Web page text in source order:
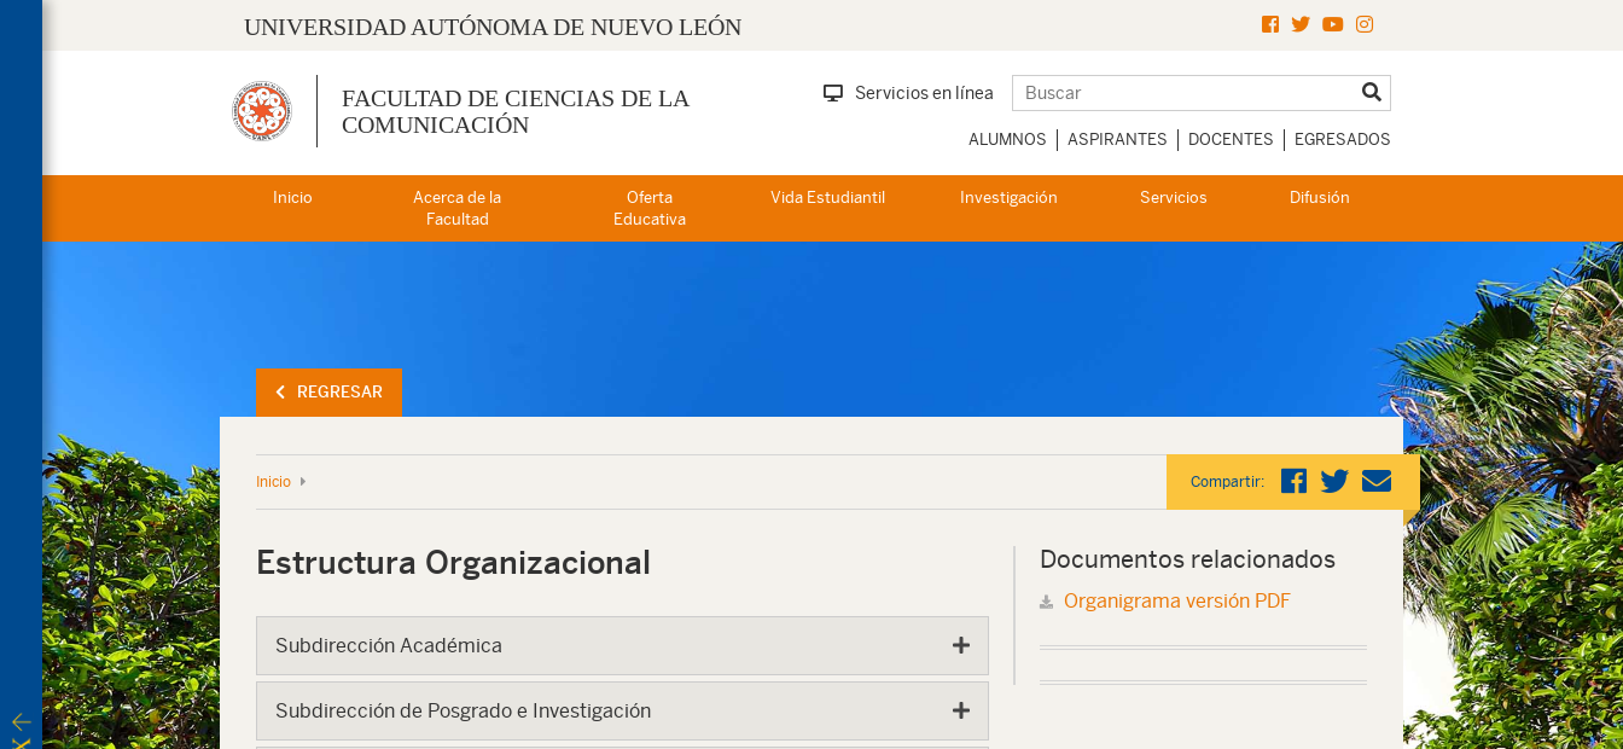
UNIVERSIDAD AUTÓNOMA DE NUEVO LEÓN
FACULTAD DE CIENCIAS DE LA
COMUNICACIÓN
Servicios en línea
ALUMNOS ASPIRANTES DOCENTES EGRESADOS
Inicio
Acerca de la
Facultad
Oferta
Educativa
Vida Estudiantil Investigación Servicios Difusión
REGRESAR
Inicio Compartir:
Estructura Organizacional
Subdirección Académica
Subdirección de Posgrado e Investigación
Documentos relacionados
Organigrama versión PDF